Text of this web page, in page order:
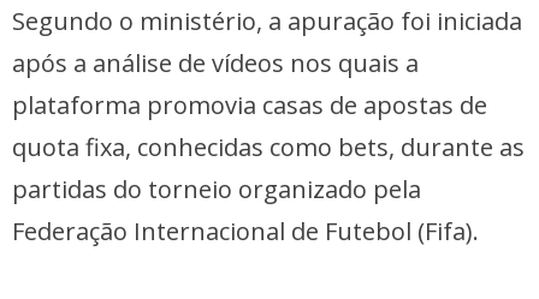
Segundo o ministério, a apuração foi iniciada
após a análise de vídeos nos quais a
plataforma promovia casas de apostas de
quota fixa, conhecidas como bets, durante as
partidas do torneio organizado pela
Federação Internacional de Futebol (Fifa).